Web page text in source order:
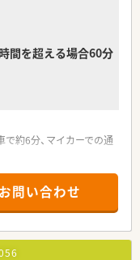
間を超える場合60分
約6分、マイカーでの通
、門前病院との関係性
あり、安定した経営基
お問い合わせ